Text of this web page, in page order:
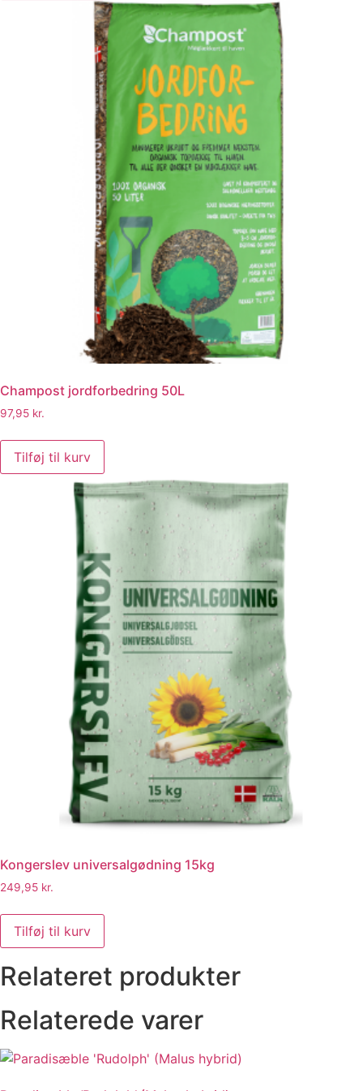
Champost jordforbedring 50L
97,95 kr.
jordforbedring
50L
antal
Tilføj til kurv
Kongerslev universalgødning 15kg
249,95 kr.
universalgødning
15kg
antal
Tilføj til kurv
Relateret produkter
Relaterede varer